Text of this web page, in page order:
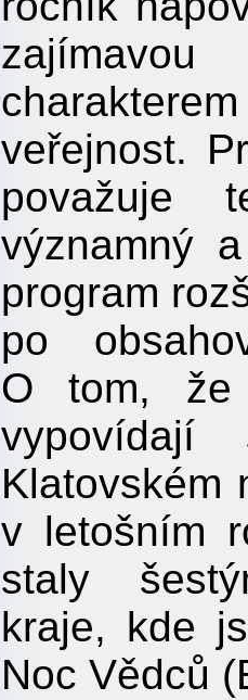
veřejnost.
považuje
významný
program
po
O tom,
vypovídají
Klatovském
v letošním
staly
kraje, kde
Noc Vědců